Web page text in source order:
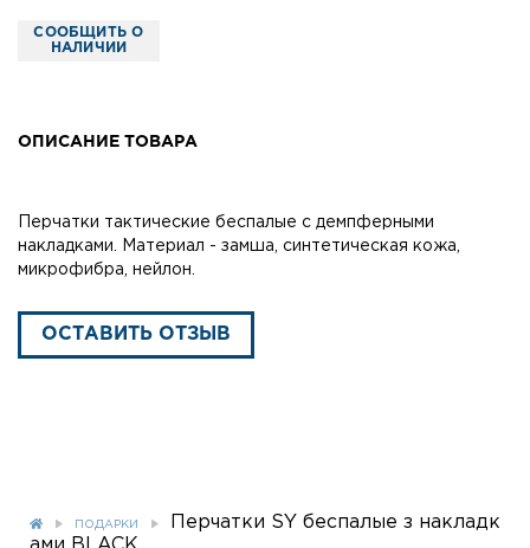
СООБЩИТЬ О
НАЛИЧИИ
ОПИСАНИЕ ТОВАРА
Перчатки тактические беспалые с демпферными
накладками. Материал - замша, синтетическая кожа,
микрофибра, нейлон.
ОСТАВИТЬ ОТЗЫВ
ПОДАРКИ
Перчатки SY беспалые з накладк